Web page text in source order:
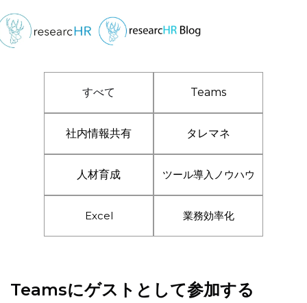
すべて Teams
社内情報共有 タレマネ
人材育成 ツール導入ノウハウ
Excel 業務効率化
Teamsにゲストとして参加する